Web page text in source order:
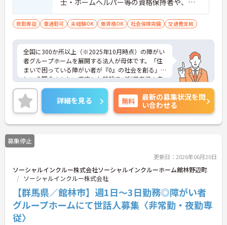
士・ホームヘルパー等の資格保持者や、福
祉系業務経験者、障害者支援施設経験者、
生活支援員、障害者支援員、就労支援員、
夜勤専従 車通勤可 未経験OK 無資格OK 社会保険完備 交通費支給
全国に300か所以上（※2025年10月時点）の障がい
者グループホームを展開する法人が母体です。「住
まいで困っている障がい者が『0』の社会を創る」
という理念のもと、安定した基盤でご利用者様の自
立を支援しています。週1日からの勤務が可能で、W
ワークや扶養内での勤務も歓迎しており、ご自身の
ペースで働けます。20代から60代まで幅広い世代が
活躍中で、未経験や無資格の方でも安心してスター
トできるよう、先輩スタッフが丁寧にサポートしま
す。昇給の機会は年2回あり、頑張りが評価される環
境です。正社員登用制度や産休・育休制度も整って
られます。介護に挑戦したい方や、空いた時間を有
効活用したい方におすすめです。ご興味のある方は
詳細等をお伝えしますので、お気軽にお問い合わせ
ください。
詳細を見る 無料
最新の募集状況を問
い合わせる
募集停止
更新日：2026年06月20日
ソーシャルインクルー株式会社ソーシャルインクルーホーム館林野辺町
ソーシャルインクルー株式会社
【群馬県／館林市】週1日～3日勤務◎障がい者
グループホームにて世話人募集〈非常勤・夜勤専
従〉